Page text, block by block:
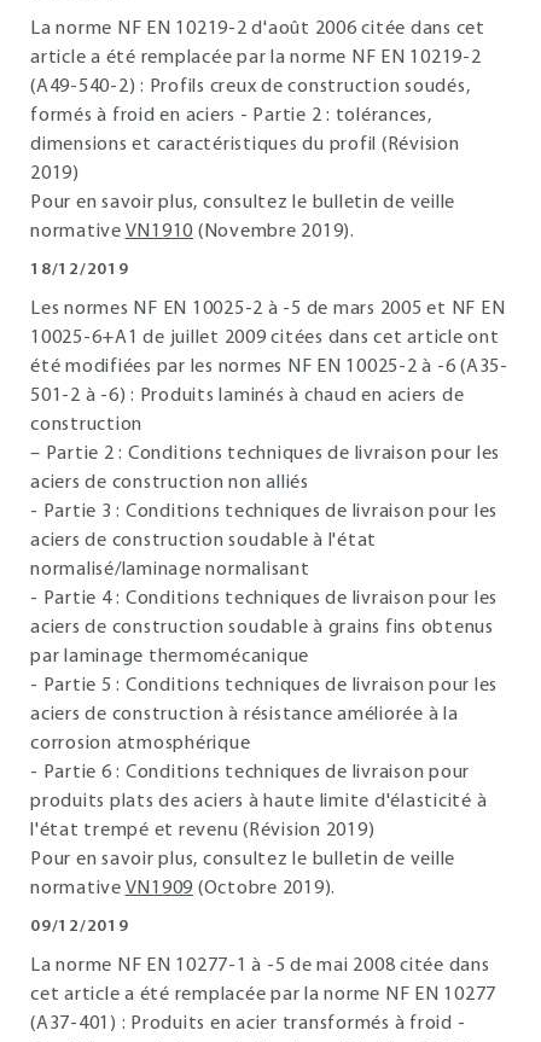
La norme NF EN 10219-2 d'août 2006 citée dans cet
article a été remplacée par la norme NF EN 10219-2
(A49-540-2) : Profils creux de construction soudés,
formés à froid en aciers - Partie 2 : tolérances,
dimensions et caractéristiques du profil (Révision
2019)
Pour en savoir plus, consultez le bulletin de veille
normative VN1910 (Novembre 2019).
18/12/2019
Les normes NF EN 10025-2 à -5 de mars 2005 et NF EN
10025-6+A1 de juillet 2009 citées dans cet article ont
été modifiées par les normes NF EN 10025-2 à -6 (A35-
501-2 à -6) : Produits laminés à chaud en aciers de
construction
– Partie 2 : Conditions techniques de livraison pour les
aciers de construction non alliés
- Partie 3 : Conditions techniques de livraison pour les
aciers de construction soudable à l'état
normalisé/laminage normalisant
- Partie 4 : Conditions techniques de livraison pour les
aciers de construction soudable à grains fins obtenus
par laminage thermomécanique
- Partie 5 : Conditions techniques de livraison pour les
aciers de construction à résistance améliorée à la
corrosion atmosphérique
- Partie 6 : Conditions techniques de livraison pour
produits plats des aciers à haute limite d'élasticité à
l'état trempé et revenu (Révision 2019)
Pour en savoir plus, consultez le bulletin de veille
normative VN1909 (Octobre 2019).
09/12/2019
La norme NF EN 10277-1 à -5 de mai 2008 citée dans
cet article a été remplacée par la norme NF EN 10277
(A37-401) : Produits en acier transformés à froid -